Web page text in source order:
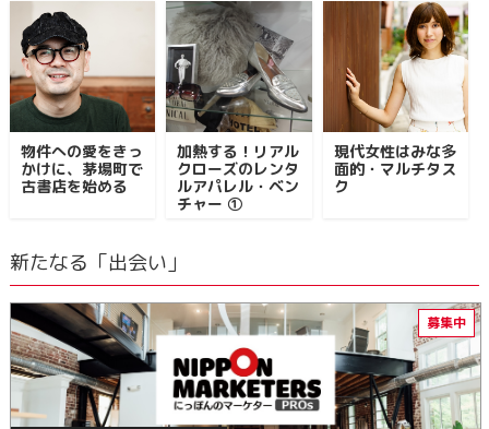
物件への愛をきっ
かけに、茅場町で
古書店を始める
加熱する！リアル
クローズのレンタ
ルアパレル・ベン
チャー ①
現代女性はみな多
面的・マルチタス
ク
新たなる「出会い」